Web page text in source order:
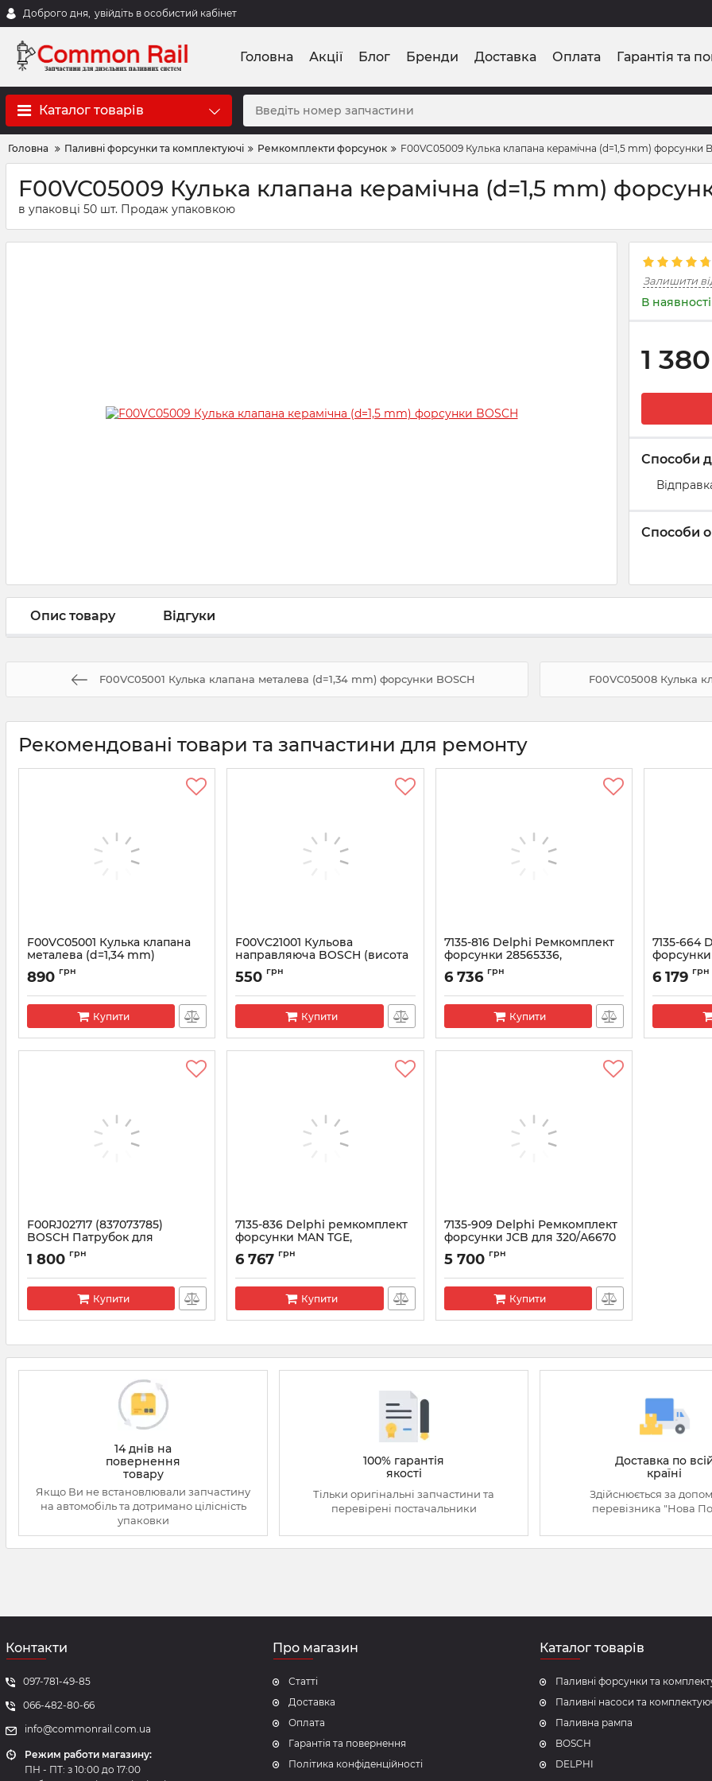
Доброго дня, увійдіть в особистий кабінет
Головна Акції Блог Бренди Доставка Оплата Гарантія та
Каталог товарів
Головна Паливні форсунки та комплектуючі Ремкомплекти форсунок F00VC05009 Кулька клапана керамічна (d=1,5 mm) форсунки
F00VC05009 Кулька клапана керамічна (d=1,5 mm)
в упаковці 50 шт. Продаж упаковкою
Залишити
В наявності
1 380
Способи
Способи
Опис товару Відгуки
F00VC05001 Кулька клапана металева (d=1,34 mm) форсунки BOSCH F00VC05008 Кулька
Рекомендовані товари та запчастини для ремонту
F00VC05001 Кулька клапана
металева (d=1,34 mm)
форсунки BOSCH
Артикул:
890 грн
Купити
F00VC21001 Кульова
направляюча BOSCH (висота
1,60 mm)
Артикул:
550 грн
Купити
7135-816 Delphi Ремкомплект
форсунки 28565336,
04L130277BD VAG 1.6 TDI
Артикул:
6 736 грн
Купити
7135-664
форсунки
Mercedes
Артикул:
6 179 грн
F00RJ02717 (837073785)
BOSCH Патрубок для
форсунок 0445120235,
0445120458
Артикул: F00RJ02717
1 800 грн
Купити
7135-836 Delphi ремкомплект
форсунки MAN TGE,
Volkswagen Crafter 2.0 TDI
Артикул:
6 767 грн
Купити
7135-909 Delphi Ремкомплект
форсунки JCB для 320/A6670
Артикул: 7135-909
5 700 грн
Купити
14 днів на
повернення
товару
Якщо Ви не встановлювали запчастину
на автомобіль та дотримано цілісність
упаковки
100% гарантія
якості
Тільки оригінальні запчастини та
перевірені постачальники
Доставка по
країні
Здійснюється за
перевізника "Нова
Контакти
097-781-49-85
066-482-80-66
info@commonrail.com.ua
Режим работи магазину:
ПН - ПТ: з 10:00 до 17:00
Про магазин
Статті
Доставка
Оплата
Гарантія та повернення
Політика конфіденційності
Каталог товарів
Паливні форсунки та
Паливні насоси та
Паливна рампа
BOSCH
DELPHI